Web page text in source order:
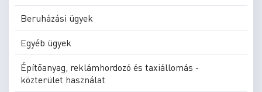
Beruházási ügyek
Egyéb ügyek
Építőanyag, reklámhordozó és taxiállomás -
közterület használat